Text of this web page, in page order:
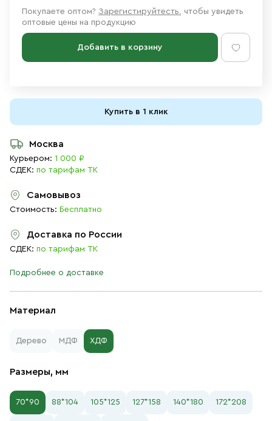
Материал
Дерево МДФ ХДФ
Размеры, мм
70*90 88*104 105*125 127*158 140*180 172*208
Покупаете оптом? Зарегистируйтесть, чтобы увидеть
оптовые цены на продукцию
Добавить в корзину
Купить в 1 клик
Москва
Курьером: 1 000 ₽
СДЕК: по тарифам ТК
Самовывоз
Стоимость: Бесплатно
Доставка по России
СДЕК: по тарифам ТК
Подробнее о доставке